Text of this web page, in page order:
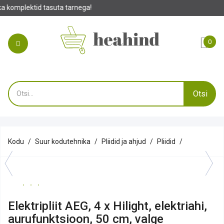
tarnega!
0
Otsi
Kodu Suur kodutehnika Pliidid ja ahjud Pliidid
Elektripliit AEG, 4 x Hilight, elektriahi,
aurufunktsioon, 50 cm, valge